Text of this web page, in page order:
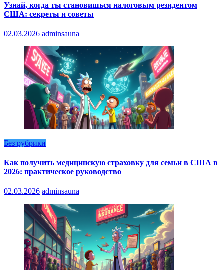
Узнай, когда ты становишься налоговым резидентом
США: секреты и советы
02.03.2026 adminsauna
Без рубрики
Как получить медицинскую страховку для семьи в США в
2026: практическое руководство
02.03.2026 adminsauna